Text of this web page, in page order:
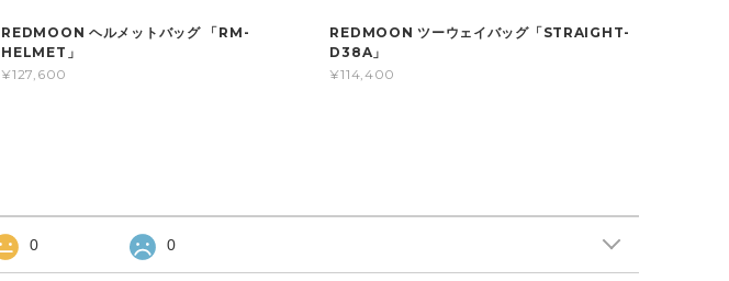
REDMOON ヘルメットバッグ 「RM-
HELMET」
¥127,600
REDMOON ツーウェイバッグ「STRAIGHT-
D38A」
¥114,400
0 0